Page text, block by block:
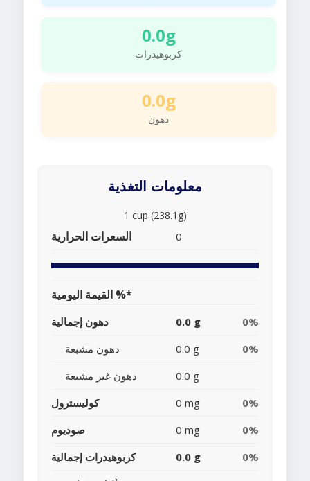
0.0g
كربوهيدرات
0.0g
دهون
معلومات التغذية
1 cup (238.1g)
السعرات الحرارية 0
القيمة اليومية %*
دهون إجمالية 0.0 g
0%
دهون مشبعة
0.0 g
0%
دهون غير مشبعة
0.0 g
كوليسترول
0 mg
0%
صوديوم
0 mg
0%
كربوهيدرات إجمالية
0.0 g
0%